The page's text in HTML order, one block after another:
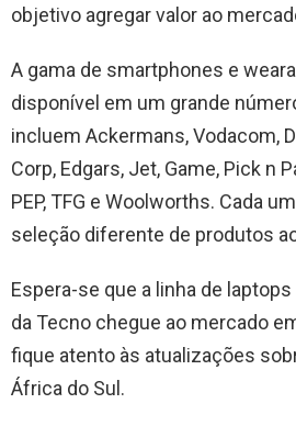
objetivo agregar valor ao
A gama de smartphones e
disponível em um grande
incluem Ackermans, Vodacom,
Corp, Edgars, Jet, Game, Pick n
PEP, TFG e Woolworths. Cada
seleção diferente de produtos
Espera-se que a linha de
da Tecno chegue ao mercado
fique atento às atualizações
África do Sul.